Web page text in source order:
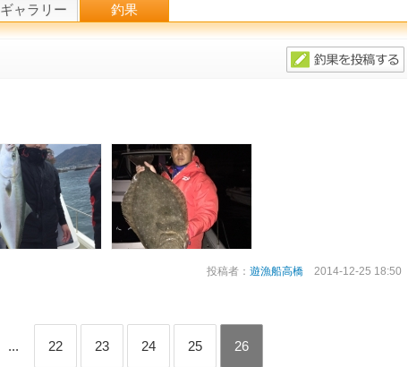
ギャラリー 釣果
投稿者： 遊漁船高橋 2014-12-25 18:50
... 22 23 24 25 26